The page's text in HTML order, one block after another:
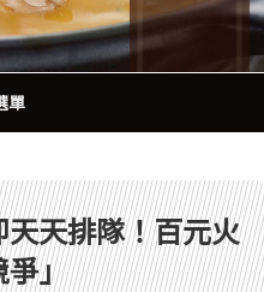
單
天排隊！百元火
爭」